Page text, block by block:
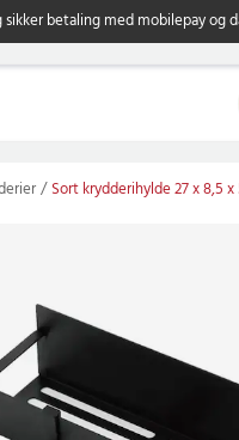
sikker betaling med mobilepay og
Sort krydderihylde 27 x 8,5